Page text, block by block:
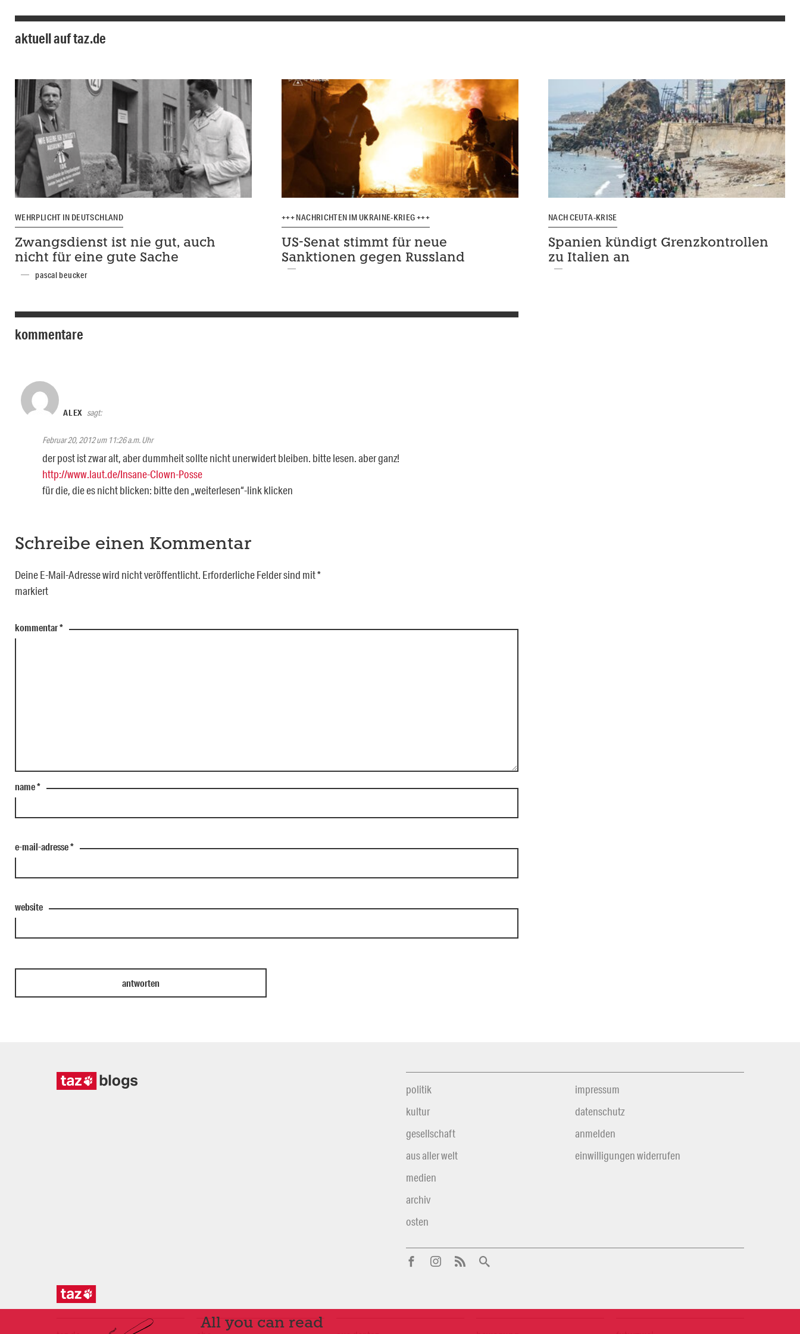
aktuell auf taz.de
WEHRPLICHT IN DEUTSCHLAND
Zwangsdienst ist nie gut, auch
nicht für eine gute Sache
pascal beucker
+++ NACHRICHTEN IM UKRAINE-KRIEG +++
US-Senat stimmt für neue
Sanktionen gegen Russland
NACH CEUTA-KRISE
Spanien kündigt Grenzkontrollen
zu Italien an
kommentare
ALEX sagt:
Februar 20, 2012 um 11:26 a.m. Uhr
der post ist zwar alt, aber dummheit sollte nicht unerwidert bleiben. bitte lesen. aber ganz!
http://www.laut.de/Insane-Clown-Posse
für die, die es nicht blicken: bitte den „weiterlesen“-link klicken
Schreibe einen Kommentar
Deine E-Mail-Adresse wird nicht veröffentlicht. Erforderliche Felder sind mit*
markiert
kommentar*
name*
e-mail-adresse*
website
All you can read
politik
kultur
gesellschaft
aus aller welt
medien
archiv
osten
impressum
datenschutz
anmelden
einwilligungen widerrufen